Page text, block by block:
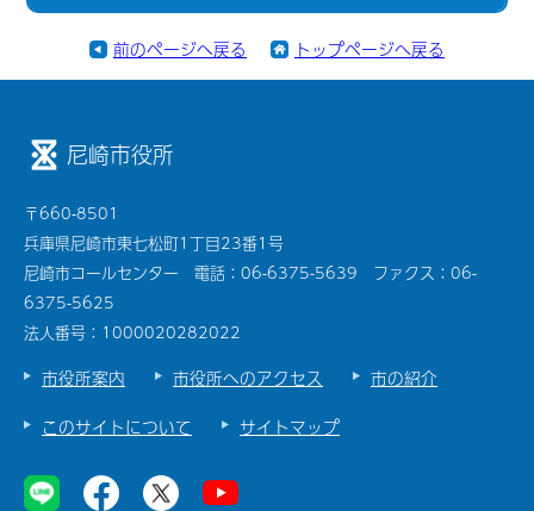
前のページへ戻る トップページへ戻る
尼崎市役所
〒660-8501
兵庫県尼崎市東七松町1丁目23番1号
尼崎市コールセンター 電話：06-6375-5639 ファクス：06-
6375-5625
法人番号：1000020282022
市役所案内 市役所へのアクセス
市の紹介
このサイトについて
サイトマップ